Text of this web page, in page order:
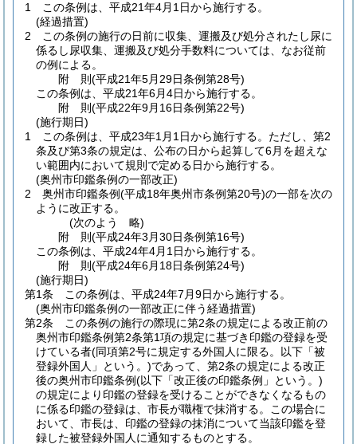
1
この条例は、平成21年4月1日から施行する。
(経過措置)
2
この条例の施行の日前に収集、運搬及び処分されたし尿に
係るし尿収集、運搬及び処分手数料については、なお従前
の例による。
附 則(平成21年5月29日条例第28号)
この条例は、平成21年6月4日から施行する。
附 則(平成22年9月16日条例第22号)
(施行期日)
1
この条例は、平成23年1月1日から施行する。 ただし、第2
条及び第3条の規定は、公布の日から起算して6月を超えな
い範囲内において規則で定める日から施行する。
(奥州市印鑑条例の一部改正)
2
奥州市印鑑条例(平成18年奥州市条例第20号)の一部を次の
ように改正する。
(次のよう 略)
附 則(平成24年3月30日条例第16号)
この条例は、平成24年4月1日から施行する。
附 則(平成24年6月18日条例第24号)
(施行期日)
第1条
この条例は、平成24年7月9日から施行する。
(奥州市印鑑条例の一部改正に伴う経過措置)
第2条
この条例の施行の際現に第2条の規定による改正前の
奥州市印鑑条例第2条第1項の規定に基づき印鑑の登録を受
けている者(同項第2号に規定する外国人に限る。以下「被
登録外国人」という。)であって、第2条の規定による改正
後の奥州市印鑑条例(以下「改正後の印鑑条例」という。)
の規定により印鑑の登録を受けることができなくなるもの
に係る印鑑の登録は、市長が職権で抹消する。
この場合に
おいて、市長は、印鑑の登録の抹消について当該印鑑を登
録した被登録外国人に通知するものとする。